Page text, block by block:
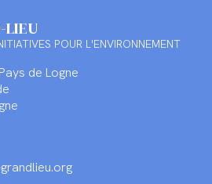
LIEU
POUR L'ENVIRONNEMENT
de Logne